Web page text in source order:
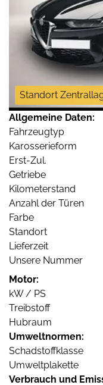
Standort
Allgemeine Daten:
Fahrzeugtyp
Karosserieform
Erst-Zul.
Getriebe
Kilometerstand
Anzahl der Türen
Farbe
Standort
Lieferzeit
Unsere Nummer
Motor:
kW / PS
Treibstoff
Hubraum
Umweltnormen:
Schadstoffklasse
Umweltplakette
Verbrauch und